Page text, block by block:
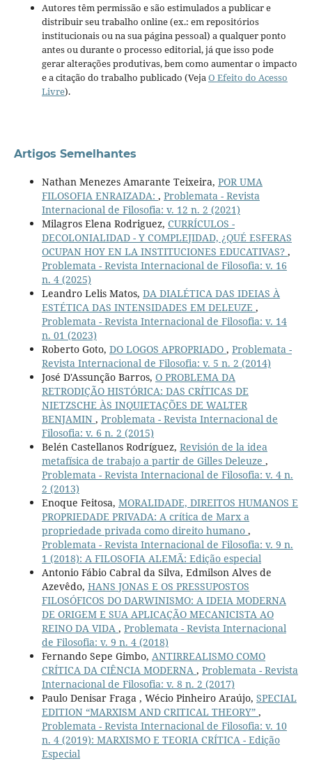
Autores têm permissão e são estimulados a publicar e
distribuir seu trabalho online (ex.: em repositórios
institucionais ou na sua página pessoal) a qualquer ponto
antes ou durante o processo editorial, já que isso pode
gerar alterações produtivas, bem como aumentar o impacto
e a citação do trabalho publicado (VejaO Efeito do Acesso
Livre).
Artigos Semelhantes
Nathan Menezes Amarante Teixeira, POR UMA
FILOSOFIA ENRAIZADA: , Problemata - Revista
Internacional de Filosofia: v. 12 n. 2 (2021)
Milagros Elena Rodriguez, CURRÍCULOS -
DECOLONIALIDAD - Y COMPLEJIDAD, ¿QUÉ ESFERAS
OCUPAN HOY EN LA INSTITUCIONES EDUCATIVAS? ,
Problemata - Revista Internacional de Filosofia: v. 16
n. 4 (2025)
Leandro Lelis Matos, DA DIALÉTICA DAS IDEIAS À
ESTÉTICA DAS INTENSIDADES EM DELEUZE ,
Problemata - Revista Internacional de Filosofia: v. 14
n. 01 (2023)
Roberto Goto, DO LOGOS APROPRIADO , Problemata -
Revista Internacional de Filosofia: v. 5 n. 2 (2014)
José D'Assunção Barros, O PROBLEMA DA
RETRODIÇÃO HISTÓRICA: DAS CRÍTICAS DE
NIETZSCHE ÀS INQUIETAÇÕES DE WALTER
BENJAMIN , Problemata - Revista Internacional de
Filosofia: v. 6 n. 2 (2015)
Belén Castellanos Rodríguez, Revisión de la idea
metafísica de trabajo a partir de Gilles Deleuze ,
Problemata - Revista Internacional de Filosofia: v. 4 n.
2 (2013)
Enoque Feitosa, MORALIDADE, DIREITOS HUMANOS E
PROPRIEDADE PRIVADA: A crítica de Marx a
propriedade privada como direito humano ,
Problemata - Revista Internacional de Filosofia: v. 9 n.
1 (2018): A FILOSOFIA ALEMÃ: Edição especial
Antonio Fábio Cabral da Silva, Edmilson Alves de
Azevêdo, HANS JONAS E OS PRESSUPOSTOS
FILOSÓFICOS DO DARWINISMO: A IDEIA MODERNA
DE ORIGEM E SUA APLICAÇÃO MECANICISTA AO
REINO DA VIDA , Problemata - Revista Internacional
de Filosofia: v. 9 n. 4 (2018)
Fernando Sepe Gimbo, ANTIRREALISMO COMO
CRÍTICA DA CIÊNCIA MODERNA , Problemata - Revista
Internacional de Filosofia: v. 8 n. 2 (2017)
Paulo Denisar Fraga , Wécio Pinheiro Araújo, SPECIAL
EDITION “MARXISM AND CRITICAL THEORY” ,
Problemata - Revista Internacional de Filosofia: v. 10
n. 4 (2019): MARXISMO E TEORIA CRÍTICA - Edição
Especial